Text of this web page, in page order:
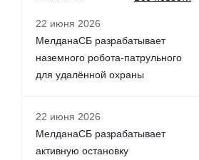
22 июня 2026
МелданаСБ разрабатывает
наземного робота-патрульного
для удалённой охраны
22 июня 2026
МелданаСБ разрабатывает
активную остановку